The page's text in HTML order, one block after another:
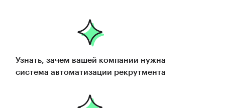
Узнать, зачем вашей компании нужна
система автоматизации рекрутмента